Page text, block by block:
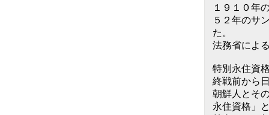
１９１０年
５２年のサ
た。
法務省によ
特別永住資
終戦前から
朝鮮人とそ
永住資格」